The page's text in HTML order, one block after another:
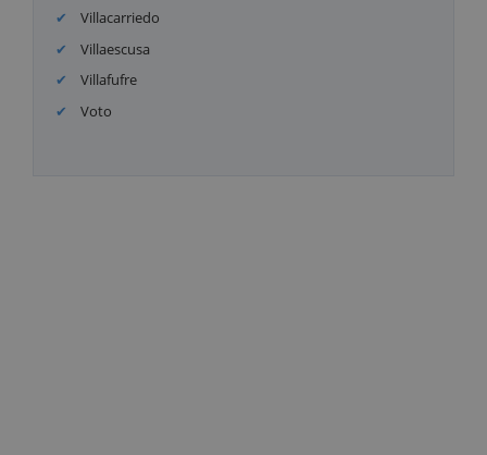
Villacarriedo
Villaescusa
Villafufre
Voto